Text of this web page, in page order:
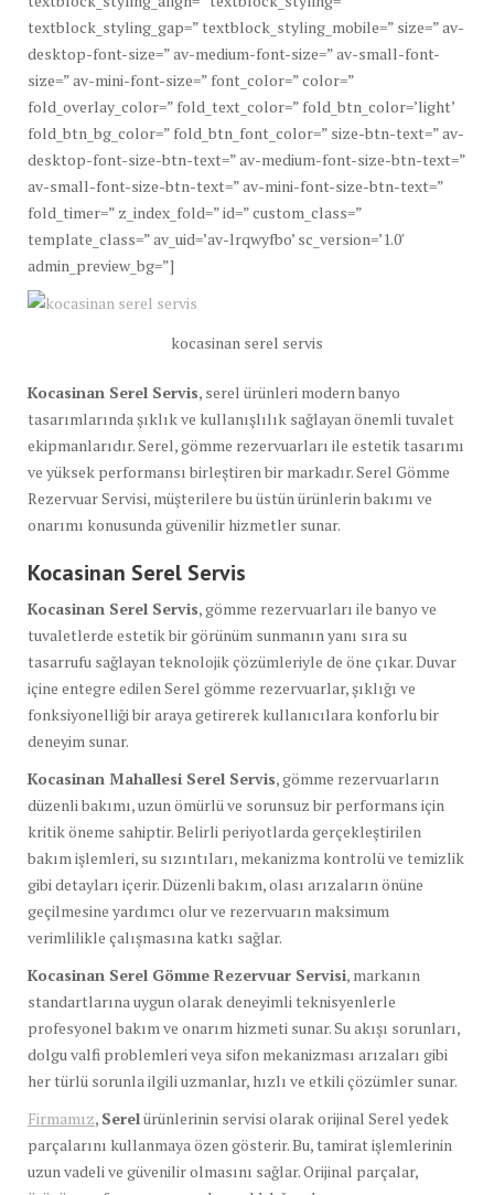
textblock_styling_gap=” textblock_styling_mobile=” size=” av-
desktop-font-size=” av-medium-font-size=” av-small-font-
size=” av-mini-font-size=” font_color=” color=”
fold_overlay_color=” fold_text_color=” fold_btn_color=’light’
fold_btn_bg_color=” fold_btn_font_color=” size-btn-text=” av-
desktop-font-size-btn-text=” av-medium-font-size-btn-text=”
av-small-font-size-btn-text=” av-mini-font-size-btn-text=”
fold_timer=” z_index_fold=” id=” custom_class=”
template_class=” av_uid=’av-lrqwyfbo’ sc_version=’1.0′
admin_preview_bg=”]
kocasinan serel servis
Kocasinan Serel Servis, serel ürünleri modern banyo
tasarımlarında şıklık ve kullanışlılık sağlayan önemli tuvalet
ekipmanlarıdır. Serel, gömme rezervuarları ile estetik tasarımı
ve yüksek performansı birleştiren bir markadır. Serel Gömme
Rezervuar Servisi, müşterilere bu üstün ürünlerin bakımı ve
onarımı konusunda güvenilir hizmetler sunar.
Kocasinan Serel Servis
Kocasinan Serel Servis, gömme rezervuarları ile banyo ve
tuvaletlerde estetik bir görünüm sunmanın yanı sıra su
tasarrufu sağlayan teknolojik çözümleriyle de öne çıkar. Duvar
içine entegre edilen Serel gömme rezervuarlar, şıklığı ve
fonksiyonelliği bir araya getirerek kullanıcılara konforlu bir
deneyim sunar.
Kocasinan Mahallesi Serel Servis, gömme rezervuarların
düzenli bakımı, uzun ömürlü ve sorunsuz bir performans için
kritik öneme sahiptir. Belirli periyotlarda gerçekleştirilen
bakım işlemleri, su sızıntıları, mekanizma kontrolü ve temizlik
gibi detayları içerir. Düzenli bakım, olası arızaların önüne
geçilmesine yardımcı olur ve rezervuarın maksimum
verimlilikle çalışmasına katkı sağlar.
Kocasinan Serel Gömme Rezervuar Servisi, markanın
standartlarına uygun olarak deneyimli teknisyenlerle
profesyonel bakım ve onarım hizmeti sunar. Su akışı sorunları,
dolgu valfi problemleri veya sifon mekanizması arızaları gibi
her türlü sorunla ilgili uzmanlar, hızlı ve etkili çözümler sunar.
Firmamız, Serelürünlerinin servisi olarak orijinal Serel yedek
parçalarını kullanmaya özen gösterir. Bu, tamirat işlemlerinin
uzun vadeli ve güvenilir olmasını sağlar. Orijinal parçalar,